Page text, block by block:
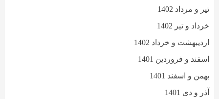
تیر و مرداد 1402
خرداد و تیر 1402
اردیبهشت و خرداد 1402
اسفند و فروردین 1401
بهمن و اسفند 1401
آذر و دی 1401